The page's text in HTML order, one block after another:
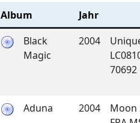
Album Jahr
Black
Magic
2004
70692
Aduna 2004
Moon